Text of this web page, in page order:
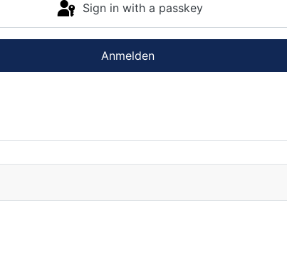
Sign in with a passkey
Anmelden